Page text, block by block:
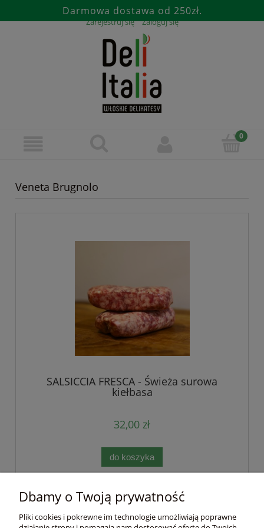
Darmowa dostawa od 250zł.
Zarejestruj się Zaloguj się
Veneta Brugnolo
SALSICCIA FRESCA - Świeża surowa
kiełbasa
32,00 zł
do koszyka
Pomoc
Dbamy o Twoją prywatność
Pliki cookies i pokrewne im technologie umożliwiają poprawne